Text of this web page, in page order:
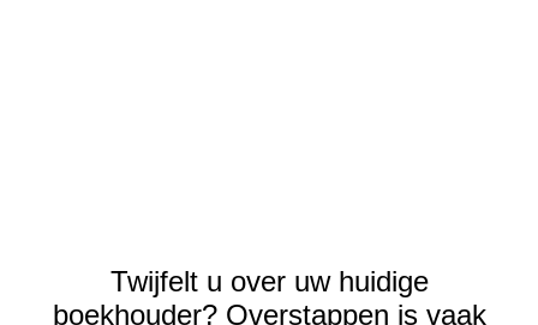
Twijfelt u over uw huidige
boekhouder? Overstappen is vaak